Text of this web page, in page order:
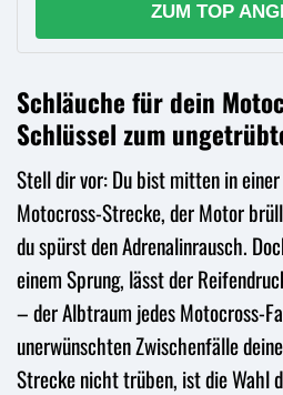
ZUM TOP
Schläuche für dein
Schlüssel zum
Stell dir vor: Du bist mitten in
Motocross-Strecke, der Motor
du spürst den Adrenalinrausch.
einem Sprung, lässt der
– der Albtraum jedes Motocross-
unerwünschten Zwischenfälle
Strecke nicht trüben, ist die Wahl